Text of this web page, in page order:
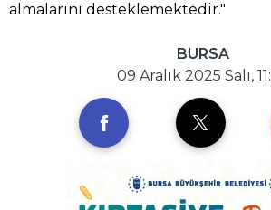
almalarını desteklemektedir."
BURSA
09 Aralık 2025 Salı,